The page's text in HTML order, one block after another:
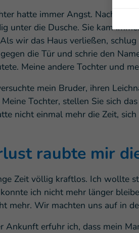
hatte immer Angst. Nachts
unter die Dusche. Sie kam
wir das Haus verließen,
die Tür und schrie den
Meine andere Tochter und
mein Bruder, ihren
Tochter, stellen Sie sich
nicht einmal mehr die Zeit,
raubte mir
Zeit völlig kraftlos. Ich wollte
ich nicht mehr länger
mehr. Wir machten uns auf in
Ankunft erfuhr ich, dass mein